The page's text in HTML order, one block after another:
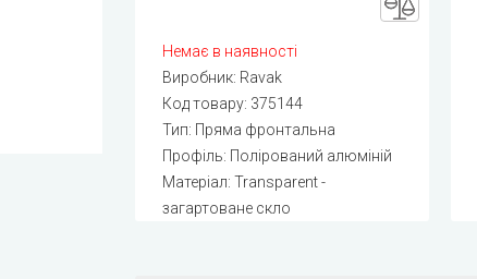
Немає в наявності
Виробник: Ravak
Код товару: 375144
Тип: Пряма фронтальна
Профіль: Полірований алюміній
Матеріал: Transparent -
загартоване скло